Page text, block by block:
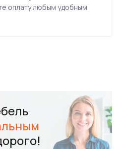
оплату любым удобным